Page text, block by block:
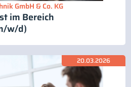
GmbH & Co. KG
im Bereich
w/d)
20.03.2026